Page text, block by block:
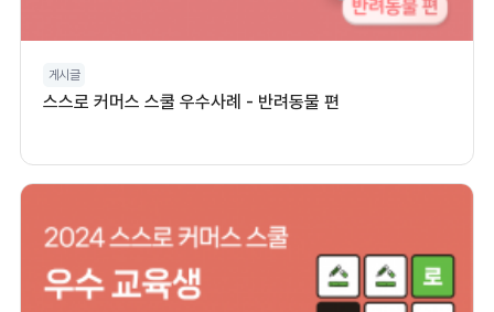
게시글
스스로 커머스 스쿨 우수사례 - 반려동물 편